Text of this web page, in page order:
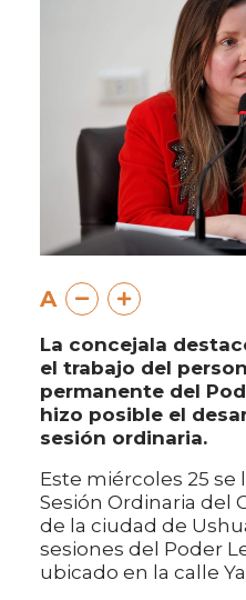
A
La concejala
el trabajo del
permanente del
hizo posible el
sesión ordinaria.
Este miércoles 25 se
Sesión Ordinaria del
de la ciudad de
sesiones del Poder
ubicado en la calle